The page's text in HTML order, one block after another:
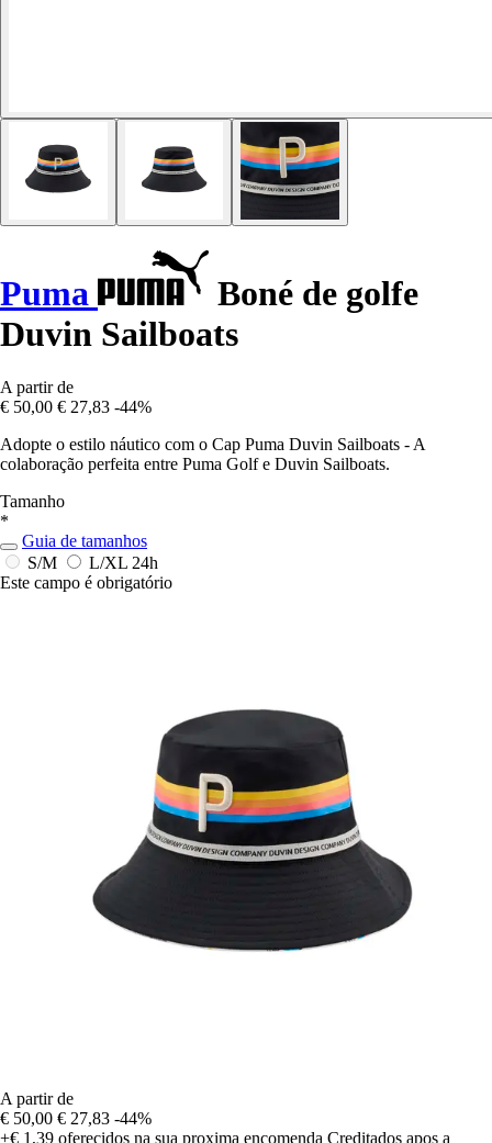
Puma
Boné de golfe
Duvin Sailboats
A partir de
€ 50,00 € 27,83 -44%
Adopte o estilo náutico com o Cap Puma Duvin Sailboats - A
colaboração perfeita entre Puma Golf e Duvin Sailboats.
Tamanho
*
Guia de tamanhos
S/M
L/XL 24h
Este campo é obrigatório
A partir de
€ 50,00 € 27,83 -44%
+€ 1,39 oferecidos na sua proxima encomenda Creditados apos a